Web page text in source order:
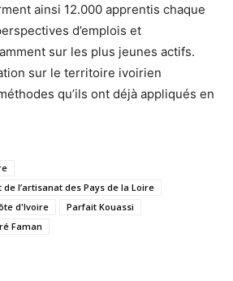
ainsi 12.000 apprentis chaque
d’emplois et
sur les plus jeunes actifs.
sur le territoire ivoirien
qu’ils ont déjà appliqués en
l’artisanat des Pays de la Loire
d'Ivoire
Parfait Kouassi
Faman